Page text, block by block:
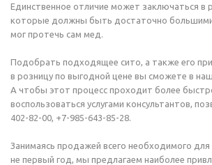
Единственное отличие может заключаться в
которые должны быть достаточно
мог протечь сам мед.
Подобрать подходящее сито, а также его
в розницу по выгодной цене вы сможете в
А чтобы этот процесс проходит более
воспользоваться услугами консультантов,
402-82-00, +7-985-643-85-28.
Занимаясь продажей всего необходимого
не первый год, мы предлагаем наиболее